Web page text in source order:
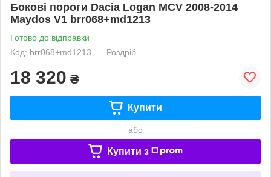
Бокові пороги Dacia Logan MCV 2008-2014
Maydos V1 brr068+md1213
Готово до відправки
Код: brr068+md1213
Роздріб
18 320 ₴
Купити
або
Купити з